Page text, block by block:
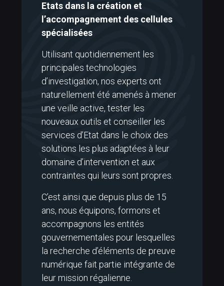
Etats dans la création et
l’accompagnement des cellules
spécialisées
Utilisant quotidiennement les
principales technologies
d’investigation, nos experts ont
naturellement été amenés à mener
une veille active, tester les
nouveaux outils et conseiller les
services d’Etat dans le choix des
solutions les plus adaptées à leur
domaine d’intervention et aux
contraintes qui leurs sont propres.
C’est ainsi que depuis plus de 15
ans, nous équipons, formons et
accompagnons les entités
gouvernementales pour lesquelles
la recherche d’éléments de preuve
numérique fait partie intégrante de
leur mission régalienne.